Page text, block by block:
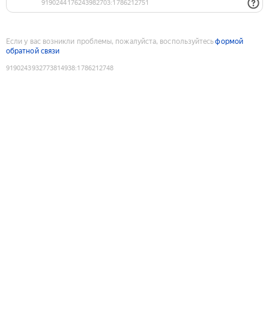
Если у вас возникли проблемы, пожалуйста, воспользуйтесьформой
обратной связи
9190243932773814938:1786212748